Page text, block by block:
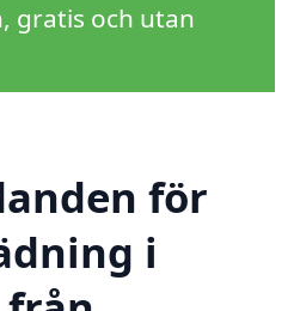
gratis och utan
för
i